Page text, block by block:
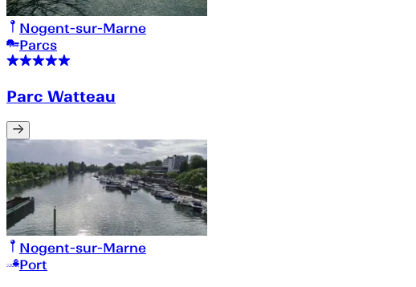
Nogent-sur-Marne
Parcs
Parc Watteau
Nogent-sur-Marne
Port